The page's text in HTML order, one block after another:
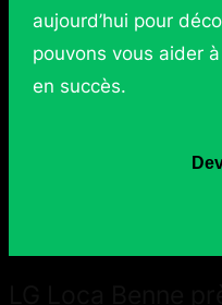
aujourd’hui pour
pouvons vous aider
en succès.